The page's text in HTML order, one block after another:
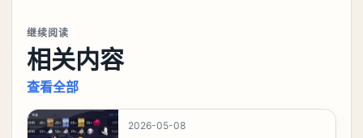
继续阅读
相关内容
查看全部
2026-05-08